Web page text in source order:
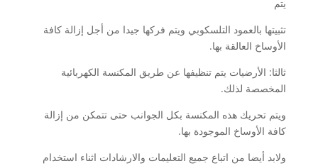
يتم
تثبيتها بالعمود التلسكوبي ويتم فركها جيدا من أجل إزالة كافة
الأوساخ العالقة بها.
ثالثا: الأرضيات يتم تنظيفها عن طريق المكنسة الكهربائية
المخصصة لذلك.
ويتم تحريك هذه المكنسة بكل الجوانب حتى تتمكن من إزالة
كافة الأوساخ الموجودة بها.
ولابد أيضا من اتباع جميع التعليمات والارشادات اثناء استخدام